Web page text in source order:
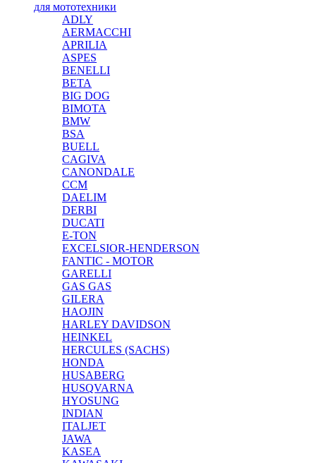
для мототехники
ADLY
AERMACCHI
APRILIA
ASPES
BENELLI
BETA
BIG DOG
BIMOTA
BMW
BSA
BUELL
CAGIVA
CANONDALE
CCM
DAELIM
DERBI
DUCATI
E-TON
EXCELSIOR-HENDERSON
FANTIC - MOTOR
GARELLI
GAS GAS
GILERA
HAOJIN
HARLEY DAVIDSON
HEINKEL
HERCULES (SACHS)
HONDA
HUSABERG
HUSQVARNA
HYOSUNG
INDIAN
ITALJET
JAWA
KASEA